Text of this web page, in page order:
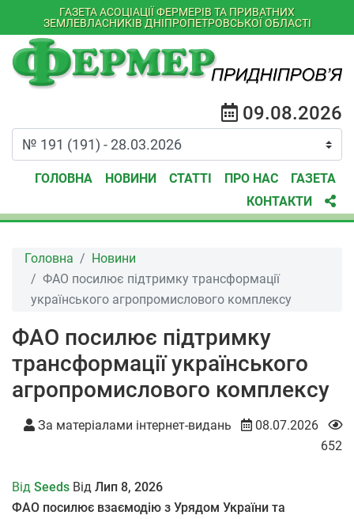
ГАЗЕТА АСОЦІАЦІЇ ФЕРМЕРІВ ТА ПРИВАТНИХ
ЗЕМЛЕВЛАСНИКІВ ДНІПРОПЕТРОВСЬКОЇ ОБЛАСТІ
09.08.2026
ГОЛОВНА НОВИНИ СТАТТІ ПРО НАС
ГАЗЕТА
КОНТАКТИ
Головна
Новини
ФАО посилює підтримку трансформації
українського агропромислового комплексу
ФАО посилює підтримку
трансформації українського
агропромислового комплексу
За матеріалами інтернет-видань
08.07.2026
652
Від Seeds Від Лип 8, 2026
ФАО посилює взаємодію з Урядом України та